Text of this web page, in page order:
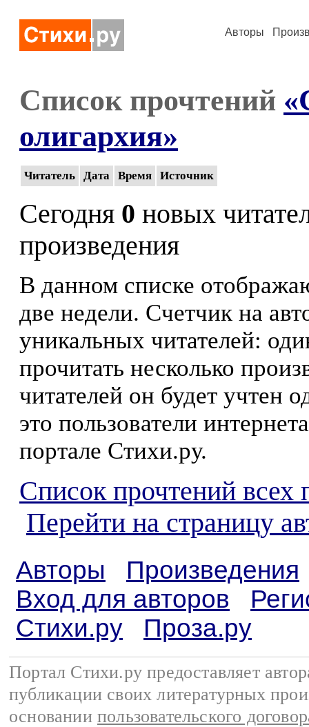
Авторы
Список прочтений
олигархия»
Читатель Дата Время Источник
Сегодня 0 новых
произведения
В данном списке
две недели. Счетчик на
уникальных читателей:
прочитать несколько
читателей он будет учтен
это пользователи
портале Стихи.ру.
Список прочтений всех
Перейти на страницу
Авторы
Произведения
Вход для авторов
Стихи.ру
Проза.ру
Портал Стихи.ру предоставляет
публикации своих литературных
основании пользовательского